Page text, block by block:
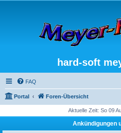
hard-soft
FAQ
Portal Foren-Übersicht
Aktuelle Zeit: So 09
Ankündigungen